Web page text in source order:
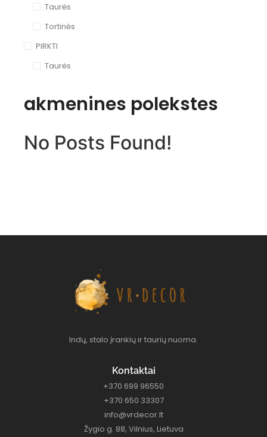
Taurės
Tortinės
PIRKTI
Taurės
akmenines polekstes
No Posts Found!
Indų, stalo įrankių ir taurių nuoma.
Kontaktai
+370 699 96550
+370 650 33307
info@vrdecor.lt
Žygio g. 88, Vilnius, Lietuva